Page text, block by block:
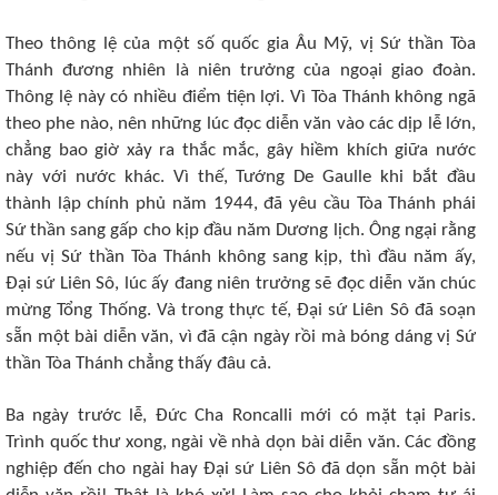
Theo thông lệ của một số quốc gia Âu Mỹ, vị Sứ thần Tòa
Thánh đương nhiên là niên trưởng của ngoại giao đoàn.
Thông lệ này có nhiều điểm tiện lợi. Vì Tòa Thánh không ngã
theo phe nào, nên những lúc đọc diễn văn vào các dịp lễ lớn,
chẳng bao giờ xảy ra thắc mắc, gây hiềm khích giữa nước
này với nước khác. Vì thế, Tướng De Gaulle khi bắt đầu
thành lập chính phủ năm 1944, đã yêu cầu Tòa Thánh phái
Sứ thần sang gấp cho kịp đầu năm Dương lịch. Ông ngại rằng
nếu vị Sứ thần Tòa Thánh không sang kịp, thì đầu năm ấy,
Ðại sứ Liên Sô, lúc ấy đang niên trưởng sẽ đọc diễn văn chúc
mừng Tổng Thống. Và trong thực tế, Ðại sứ Liên Sô đã soạn
sẵn một bài diễn văn, vì đã cận ngày rồi mà bóng dáng vị Sứ
thần Tòa Thánh chẳng thấy đâu cả.
Ba ngày trước lễ, Ðức Cha Roncalli mới có mặt tại Paris.
Trình quốc thư xong, ngài về nhà dọn bài diễn văn. Các đồng
nghiệp đến cho ngài hay Ðại sứ Liên Sô đã dọn sẵn một bài